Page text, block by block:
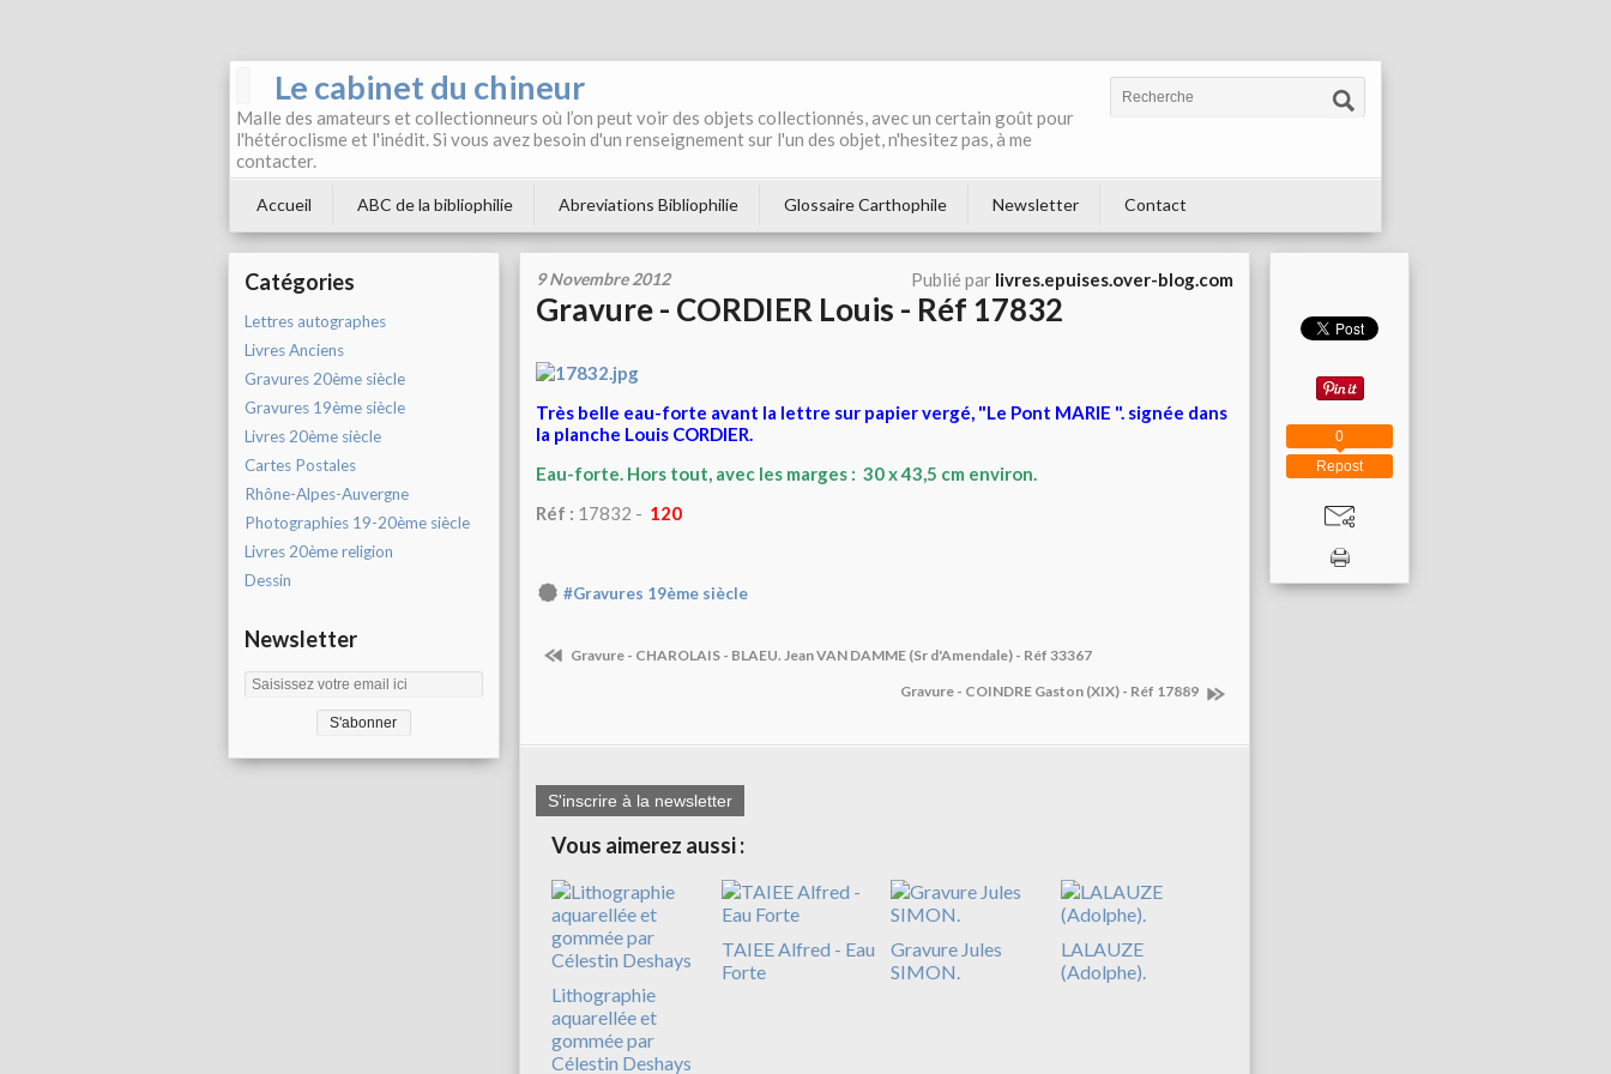
Le cabinet du chineur
Malle des amateurs et collectionneurs où l’on peut voir des objets collectionnés, avec un certain goût pour
l'hétéroclisme et l'inédit. Si vous avez besoin d'un renseignement sur l'un des objet, n'hesitez pas, à me
contacter.
Accueil ABC de la bibliophilie Abreviations Bibliophilie Glossaire Carthophile Newsletter Contact
Catégories
Lettres autographes
Livres Anciens
Gravures 20ème siècle
Gravures 19ème siècle
Livres 20ème siècle
Cartes Postales
Rhône-Alpes-Auvergne
Photographies 19-20ème siècle
Livres 20ème religion
Dessin
Newsletter
9 Novembre 2012 Publié par livres.epuises.over-blog.com
Gravure - CORDIER Louis - Réf 17832
Très belle eau-forte avant la lettre sur papier vergé, "Le Pont MARIE ". signée dans
la planche Louis CORDIER.
Eau-forte. Hors tout, avec les marges : 30 x 43,5 cm environ.
Réf : 17832 - 120
#Gravures 19ème siècle
Gravure - CHAROLAIS - BLAEU. Jean VAN DAMME (Sr d'Amendale) - Réf 33367
Gravure - COINDRE Gaston (XIX) - Réf 17889
S'inscrire à la newsletter
Vous aimerez aussi :
Lithographie
aquarellée et
gommée par
Célestin Deshays
TAIEE Alfred - Eau
Forte
Gravure Jules
SIMON.
LALAUZE
(Adolphe).
Repost
0